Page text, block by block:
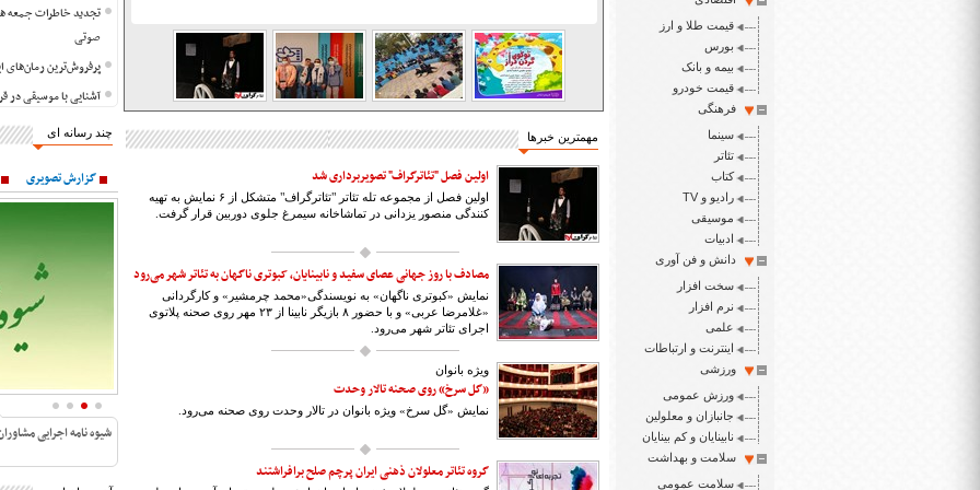
قیمت طلا و ارز
بورس
بیمه و بانک
قیمت خودرو
فرهنگی
سینما
تئاتر
کتاب
رادیو و TV
موسیقی
ادبیات
دانش و فن آوری
سخت افزار
نرم افزار
علمی
اینترنت و ارتباطات
ورزشی
ورزش عمومی
جانبازان و معلولین
نابینایان و کم بینایان
سلامت و بهداشت
سلامت عمومی
مهمترین خبرها
اولین فصل "تئاترگراف" تصویربرداری شد
اولین فصل از مجموعه تله تئاتر "تئاترگراف" متشکل از ۶ نمایش به تهیه
کنندگی منصور یزدانی در تماشاخانه سیمرغ جلوی دوربین قرار گرفت.
مصادف با روز جهانی عصای سفید و نابینایان، کبوتری ناگهان به تئاتر شهر می‌رود
نمایش «کبوتری ناگهان» به نویسندگی«محمد چرمشیر» و کارگردانی
«غلامرضا عربی» و با حضور ۸ بازیگر نابینا از ۲۳ مهر روی صحنه پلاتوی
اجرای تئاتر شهر می‌رود.
ویژه بانوان
«گل سرخ» روی صحنه تالار وحدت
نمایش «گل سرخ» ویژه بانوان در تالار وحدت روی صحنه می‌رود.
گروه تئاتر معلولان ذهنی ایران پرچم صلح برافراشتند
تجدید خاطرات جمعه
صوتی
پرفروش‌ترین رمان‌های ایرانی
آشنایی با موسیقی در
پشت صحنه های صدا
صدا برداری می شود +
آلبوم «بیات ترک» با
بنان، صدای مخملین
بازیگر فیلم رنگ خدا و
چند رسانه ای
گزارش تصویری
شیوه نامه اجرایی